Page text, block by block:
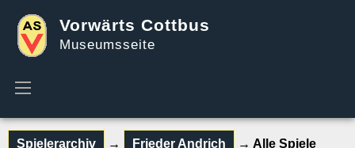
Vorwärts Cottbus
Museumsseite
Spielerarchiv → Frieder Andrich → Alle Spiele